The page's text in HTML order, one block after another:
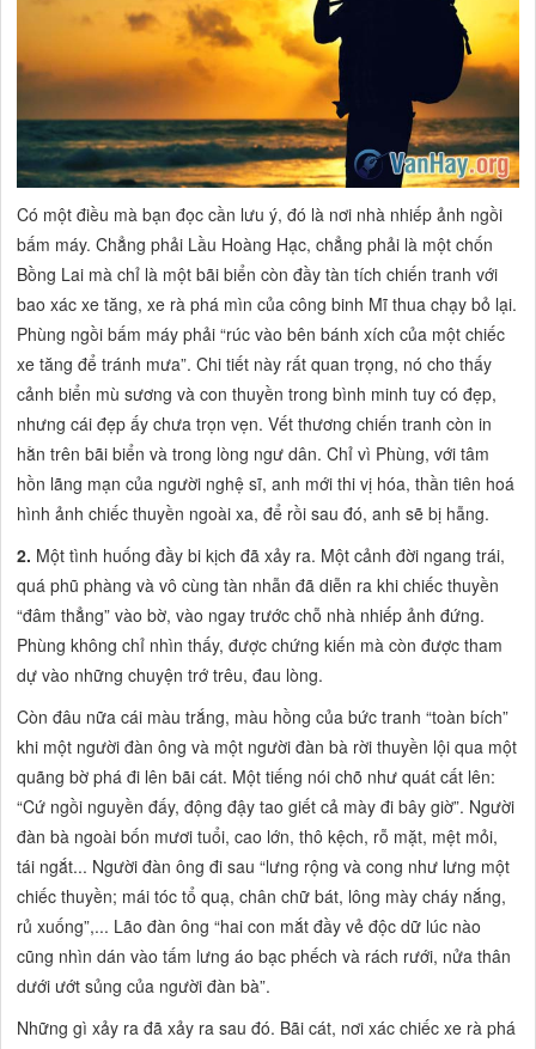
Có một điều mà bạn đọc cần lưu ý, đó là nơi nhà nhiếp ảnh ngồi
bấm máy. Chẳng phải Lầu Hoàng Hạc, chẳng phải là một chốn
Bồng Lai mà chỉ là một bãi biển còn đầy tàn tích chiến tranh với
bao xác xe tăng, xe rà phá mìn của công binh Mĩ thua chạy bỏ lại.
Phùng ngồi bấm máy phải“rúc vào bên bánh xích của một chiếc
xe tăng để tránh mưa”. Chi tiết này rất quan trọng, nó cho thấy
cảnh biển mù sương và con thuyền trong bình minh tuy có đẹp,
nhưng cái đẹp ấy chưa trọn vẹn. Vết thương chiến tranh còn in
hằn trên bãi biển và trong lòng ngư dân. Chỉ vì Phùng, với tâm
hồn lãng mạn của người nghệ sĩ, anh mới thi vị hóa, thần tiên hoá
hình ảnh chiếc thuyền ngoài xa, để rồi sau đó, anh sẽ bị hẫng.
2. Một tình huống đầy bi kịch đã xảy ra. Một cảnh đời ngang trái,
quá phũ phàng và vô cùng tàn nhẫn đã diễn ra khi chiếc thuyền
“đâm thẳng” vào bờ, vào ngay trước chỗ nhà nhiếp ảnh đứng.
Phùng không chỉ nhìn thấy, được chứng kiến mà còn được tham
dự vào những chuyện trớ trêu, đau lòng.
Còn đâu nữa cái màu trắng, màu hồng của bức tranh“toàn bích”
khi một người đàn ông và một người đàn bà rời thuyền lội qua một
quãng bờ phá đi lên bãi cát. Một tiếng nói chõ như quát cất lên:
“Cứ ngồi nguyền đấy, động đậy tao giết cả mày đi bây giờ”. Người
đàn bà ngoài bốn mươi tuổi, cao lớn, thô kệch, rỗ mặt, mệt mỏi,
tái ngắt... Người đàn ông đi sau“lưng rộng và cong như lưng một
chiếc thuyền; mái tóc tổ quạ, chân chữ bát, lông mày cháy nắng,
rủ xuống”,... Lão đàn ông“hai con mắt đầy vẻ độc dữ lúc nào
cũng nhìn dán vào tấm lưng áo bạc phếch và rách rưới, nửa thân
dưới ướt sủng của người đàn bà”.
Những gì xảy ra đã xảy ra sau đó. Bãi cát, nơi xác chiếc xe rà phá